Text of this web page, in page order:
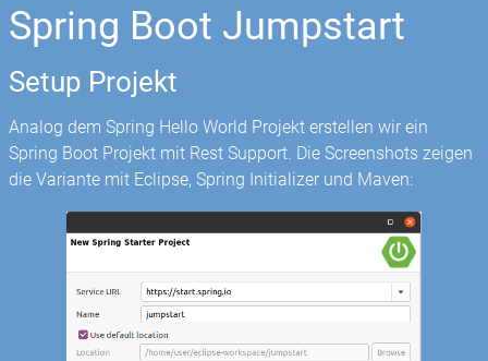
Spring Boot Jumpstart
Setup Projekt
Analog dem Spring Hello World Projekt erstellen wir ein
Spring Boot Projekt mit Rest Support. Die Screenshots zeigen
die Variante mit Eclipse, Spring Initializer und Maven: